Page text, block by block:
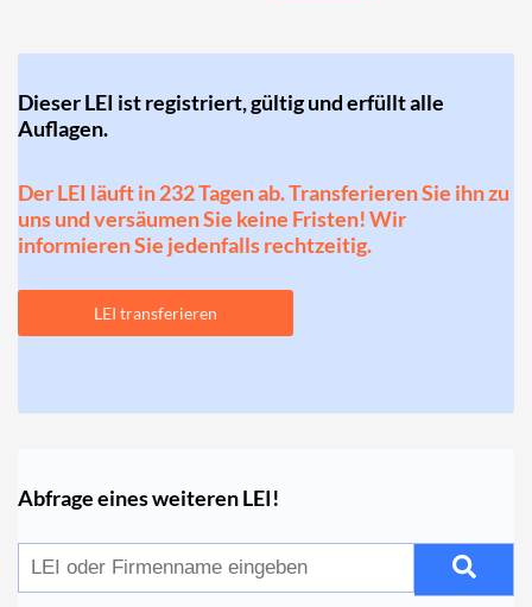
Dieser LEI ist registriert, gültig und erfüllt alle
Auflagen.
Der LEI läuft in 232 Tagen ab. Transferieren Sie ihn zu
uns und versäumen Sie keine Fristen! Wir
informieren Sie jedenfalls rechtzeitig.
LEI transferieren
Abfrage eines weiteren LEI!